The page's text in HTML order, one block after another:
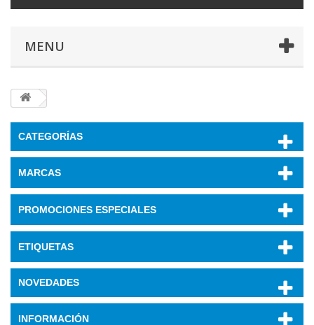
MENU
CATEGORÍAS
MARCAS
PROMOCIONES ESPECIALES
ETIQUETAS
NOVEDADES
INFORMACIÓN